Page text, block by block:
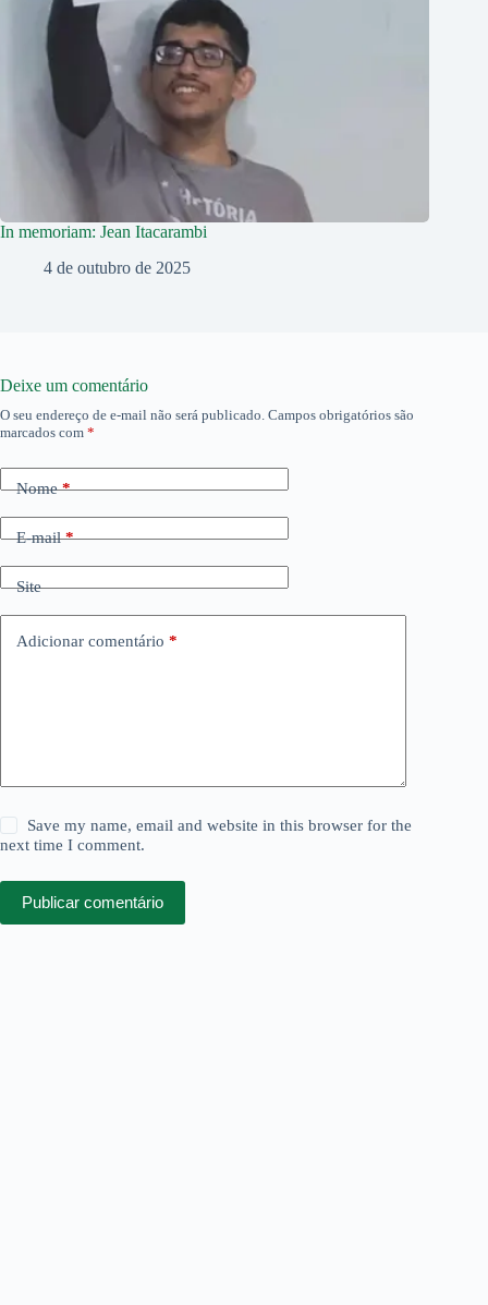
In memoriam: Jean Itacarambi
4 de outubro de 2025
Deixe um comentário
O seu endereço de e-mail não será publicado. Campos obrigatórios são
marcados com *
Nome*
E-mail*
Site
Adicionar comentário *
Save my name, email and website in this browser for the
next time I comment.
Publicar comentário